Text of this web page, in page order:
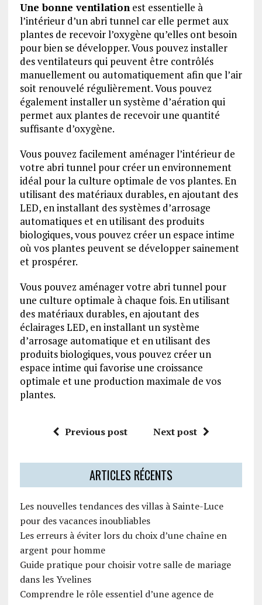
Une bonne ventilationest essentielle à
l’intérieur d’un abri tunnel car elle permet aux
plantes de recevoir l’oxygène qu’elles ont besoin
pour bien se développer. Vous pouvez installer
des ventilateurs qui peuvent être contrôlés
manuellement ou automatiquement afin que l’air
soit renouvelé régulièrement. Vous pouvez
également installer un système d’aération qui
permet aux plantes de recevoir une quantité
suffisante d’oxygène.
Vous pouvez facilement aménager l’intérieur de
votre abri tunnel pour créer un environnement
idéal pour la culture optimale de vos plantes. En
utilisant des matériaux durables, en ajoutant des
LED, en installant des systèmes d’arrosage
automatiques et en utilisant des produits
biologiques, vous pouvez créer un espace intime
où vos plantes peuvent se développer sainement
et prospérer.
Vous pouvez aménager votre abri tunnel pour
une culture optimale à chaque fois. En utilisant
des matériaux durables, en ajoutant des
éclairages LED, en installant un système
d’arrosage automatique et en utilisant des
produits biologiques, vous pouvez créer un
espace intime qui favorise une croissance
optimale et une production maximale de vos
plantes.
Previous post Next post
ARTICLES RÉCENTS
Les nouvelles tendances des villas à Sainte-Luce
pour des vacances inoubliables
Les erreurs à éviter lors du choix d’une chaîne en
argent pour homme
Guide pratique pour choisir votre salle de mariage
dans les Yvelines
Comprendre le rôle essentiel d’une agence de